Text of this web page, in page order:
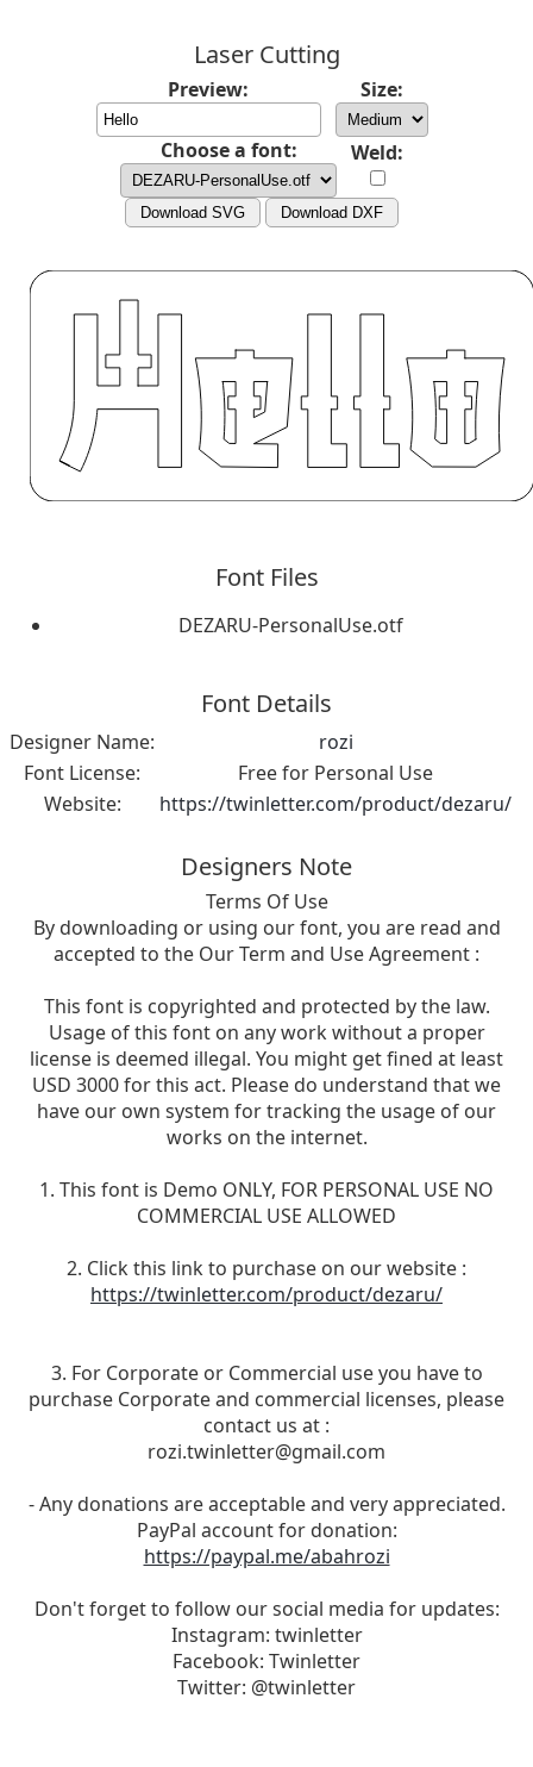
Laser Cutting
Preview: Size:
Choose a font: Weld:
Download SVG Download DXF
Font Files
DEZARU-PersonalUse.otf
Font Details
Designer Name:
rozi
Font License:
Free for Personal Use
Website:
https://twinletter.com/product/dezaru/
Designers Note
Terms Of Use
By downloading or using our font, you are read and
accepted to the Our Term and Use Agreement :
This font is copyrighted and protected by the law.
Usage of this font on any work without a proper
license is deemed illegal. You might get fined at least
USD 3000 for this act. Please do understand that we
have our own system for tracking the usage of our
works on the internet.
1. This font is Demo ONLY, FOR PERSONAL USE NO
COMMERCIAL USE ALLOWED
2. Click this link to purchase on our website :
https://twinletter.com/product/dezaru/
3. For Corporate or Commercial use you have to
purchase Corporate and commercial licenses, please
contact us at :
rozi.twinletter@gmail.com
- Any donations are acceptable and very appreciated.
PayPal account for donation:
https://paypal.me/abahrozi
Don't forget to follow our social media for updates:
Instagram: twinletter
Facebook: Twinletter
Twitter: @twinletter